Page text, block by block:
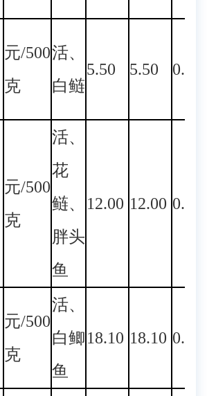
元/500
克
活、
白鲢
5.50 5.50 0.00
元/500
克
活、
花
鲢、
胖头
鱼
12.00 12.00 0.00
元/500
克
活、
白鲫
鱼
18.10 18.10 0.00